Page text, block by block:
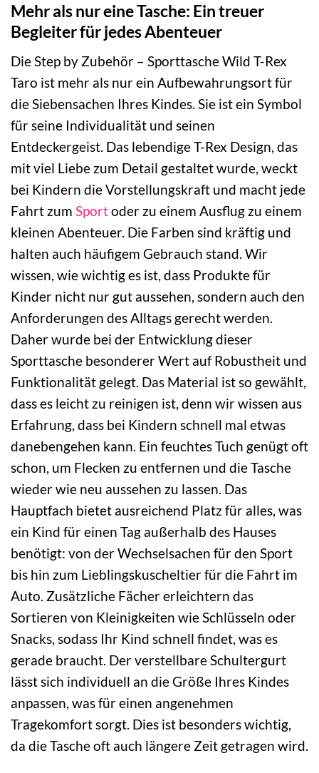
Mehr als nur eine Tasche: Ein treuer
Begleiter für jedes Abenteuer
Die Step by Zubehör – Sporttasche Wild T-Rex
Taro ist mehr als nur ein Aufbewahrungsort für
die Siebensachen Ihres Kindes. Sie ist ein Symbol
für seine Individualität und seinen
Entdeckergeist. Das lebendige T-Rex Design, das
mit viel Liebe zum Detail gestaltet wurde, weckt
bei Kindern die Vorstellungskraft und macht jede
Fahrt zum Sportoder zu einem Ausflug zu einem
kleinen Abenteuer. Die Farben sind kräftig und
halten auch häufigem Gebrauch stand. Wir
wissen, wie wichtig es ist, dass Produkte für
Kinder nicht nur gut aussehen, sondern auch den
Anforderungen des Alltags gerecht werden.
Daher wurde bei der Entwicklung dieser
Sporttasche besonderer Wert auf Robustheit und
Funktionalität gelegt. Das Material ist so gewählt,
dass es leicht zu reinigen ist, denn wir wissen aus
Erfahrung, dass bei Kindern schnell mal etwas
danebengehen kann. Ein feuchtes Tuch genügt oft
schon, um Flecken zu entfernen und die Tasche
wieder wie neu aussehen zu lassen. Das
Hauptfach bietet ausreichend Platz für alles, was
ein Kind für einen Tag außerhalb des Hauses
benötigt: von der Wechselsachen für den Sport
bis hin zum Lieblingskuscheltier für die Fahrt im
Auto. Zusätzliche Fächer erleichtern das
Sortieren von Kleinigkeiten wie Schlüsseln oder
Snacks, sodass Ihr Kind schnell findet, was es
gerade braucht. Der verstellbare Schultergurt
lässt sich individuell an die Größe Ihres Kindes
anpassen, was für einen angenehmen
Tragekomfort sorgt. Dies ist besonders wichtig,
da die Tasche oft auch längere Zeit getragen wird.